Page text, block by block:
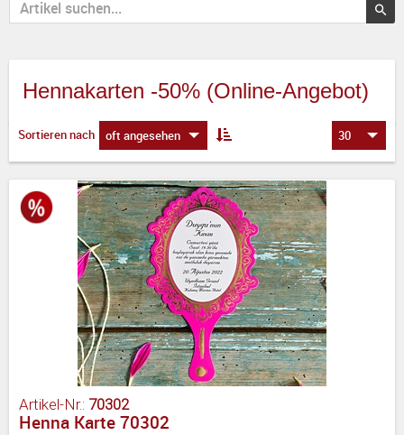
Hennakarten -50% (Online-Angebot)
Sortieren nach oft angesehen 30
Artikel-Nr.: 70302
Henna Karte 70302